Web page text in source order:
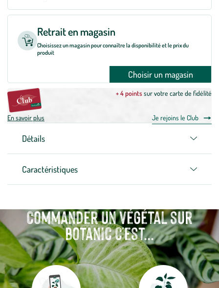
Retrait en magasin
Choisissez un magasin pour connaître la disponibilité et le prix du
produit
Choisir un magasin
+ 4 pointssur votre carte de fidélité
En savoir plus Je rejoins le Club
Détails
Caractéristiques
Commander un végétal sur
botanic c'est...